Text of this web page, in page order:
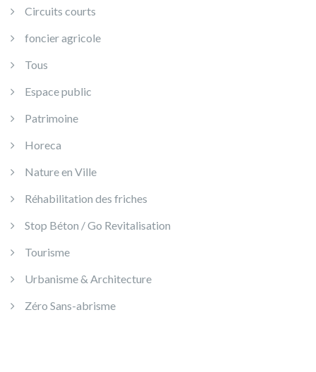
Circuits courts
foncier agricole
Tous
Espace public
Patrimoine
Horeca
Nature en Ville
Réhabilitation des friches
Stop Béton / Go Revitalisation
Tourisme
Urbanisme & Architecture
Zéro Sans-abrisme